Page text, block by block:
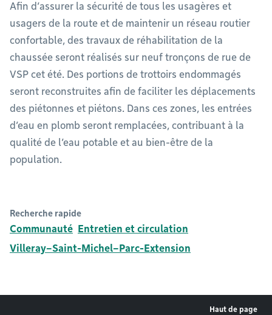
Afin d’assurer la sécurité de tous les usagères et
usagers de la route et de maintenir un réseau routier
confortable, des travaux de réhabilitation de la
chaussée seront réalisés sur neuf tronçons de rue de
VSP cet été. Des portions de trottoirs endommagés
seront reconstruites afin de faciliter les déplacements
des piétonnes et piétons. Dans ces zones, les entrées
d’eau en plomb seront remplacées, contribuant à la
qualité de l’eau potable et au bien-être de la
population.
Recherche rapide
Communauté Entretien et circulation
Villeray–Saint-Michel–Parc-Extension
Haut de page